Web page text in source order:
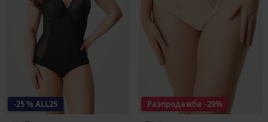
-25 % ALL25 Разпродажба -29%